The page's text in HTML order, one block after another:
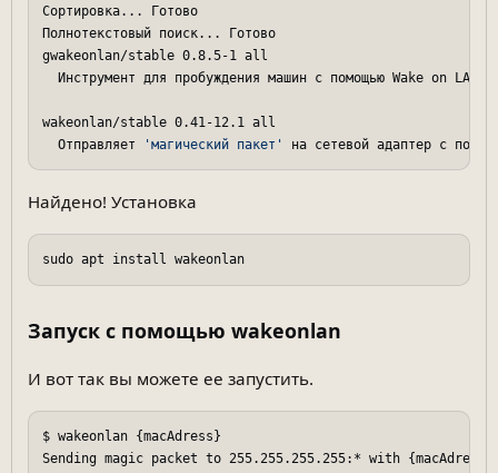
Сортировка... Готово
Полнотекстовый поиск... Готово
gwakeonlan/stable 0.8.5-1 all
  Инструмент для пробуждения машин с помощью Wake on LAN
wakeonlan/stable 0.41-12.1 all
  Отправляет
'магический пакет'
Найдено! Установка
Запуск с помощью wakeonlan
И вот так вы можете ее запустить.
$ wakeonlan {macAdress}